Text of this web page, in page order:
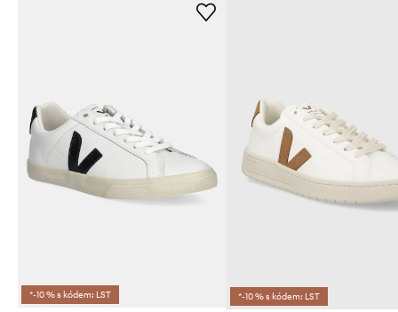
*-10 % s kódem: LST *-10 % s kódem: LST